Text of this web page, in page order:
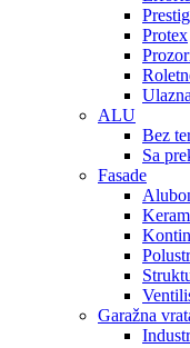
Protex
ALU
Bez
Sa
Fasade
Garažna